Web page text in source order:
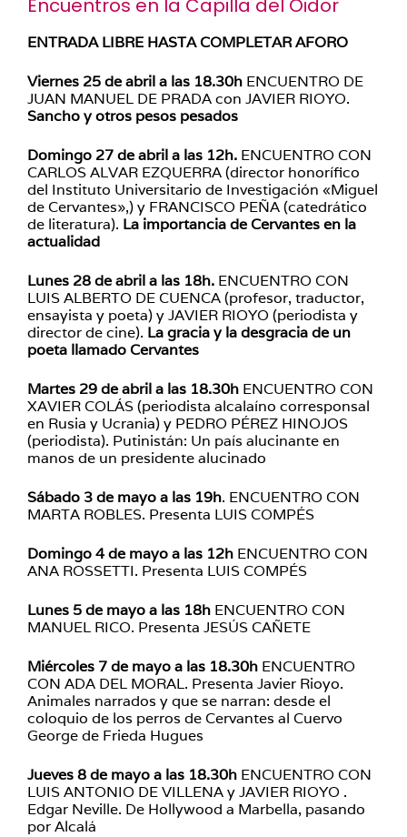
Encuentros en la Capilla del Oidor
ENTRADA LIBRE HASTA COMPLETAR AFORO
Viernes 25 de abril a las 18.30h ENCUENTRO DE
JUAN MANUEL DE PRADA con JAVIER RIOYO.
Sancho y otros pesos pesados
Domingo 27 de abril a las 12h. ENCUENTRO CON
CARLOS ALVAR EZQUERRA (director honorífico
del Instituto Universitario de Investigación «Miguel
de Cervantes»,) y FRANCISCO PEÑA (catedrático
de literatura). La importancia de Cervantes en la
actualidad
Lunes 28 de abril a las 18h. ENCUENTRO CON
LUIS ALBERTO DE CUENCA (profesor, traductor,
ensayista y poeta) y JAVIER RIOYO (periodista y
director de cine). La gracia y la desgracia de un
poeta llamado Cervantes
Martes 29 de abril a las 18.30h ENCUENTRO CON
XAVIER COLÁS (periodista alcalaíno corresponsal
en Rusia y Ucrania) y PEDRO PÉREZ HINOJOS
(periodista). Putinistán: Un país alucinante en
manos de un presidente alucinado
Sábado 3 de mayo a las 19h. ENCUENTRO CON
MARTA ROBLES. Presenta LUIS COMPÉS
Domingo 4 de mayo a las 12h ENCUENTRO CON
ANA ROSSETTI. Presenta LUIS COMPÉS
Lunes 5 de mayo a las 18h ENCUENTRO CON
MANUEL RICO. Presenta JESÚS CAÑETE
Miércoles 7 de mayo a las 18.30h ENCUENTRO
CON ADA DEL MORAL. Presenta Javier Rioyo.
Animales narrados y que se narran: desde el
coloquio de los perros de Cervantes al Cuervo
George de Frieda Hugues
Jueves 8 de mayo a las 18.30h ENCUENTRO CON
LUIS ANTONIO DE VILLENA y JAVIER RIOYO .
Edgar Neville. De Hollywood a Marbella, pasando
por Alcalá